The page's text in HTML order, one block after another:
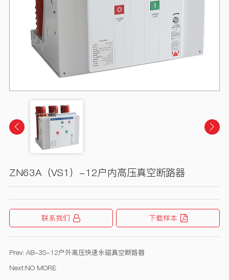
ZN63A（VS1）-12户内高压真空断路器
联系我们 下载样本
Prev:AB-3S-12户外高压快速永磁真空断路器
Next:NO MORE